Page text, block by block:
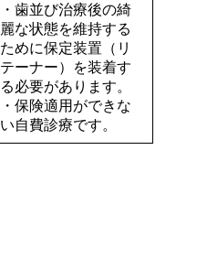
・歯並び治療後の綺
麗な状態を維持する
ために保定装置（リ
テーナー）を装着す
る必要があります。
・保険適用ができな
い自費診療です。